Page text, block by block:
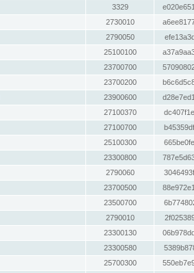
3329
2730010
2790050
25100100
23700700
23700200
23900600
27100370
27100700
25100300
23300800
2790060
23700500
23500700
2790010
23300130
23300580
25700300